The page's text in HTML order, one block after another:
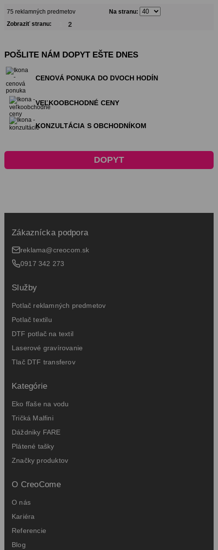
75 reklamných predmetov
Na stranu:
Zobraziť stranu:
2
POŠLITE NÁM DOPYT EŠTE DNES
CENOVÁ PONUKA DO DVOCH HODÍN
VEĽKOOBCHODNÉ CENY
KONZULTÁCIA S OBCHODNÍKOM
DOPYT
Zákaznícka podpora
reklama@creocom.sk
0917 342 273
Služby
Potlač reklamných predmetov
Potlač textilu
DTF potlač na textil
Laserové gravírovanie
Tlač DTF transferov
Kategórie
Eko fľaše na vodu
Tričká Malfini
Dáždniky FARE
Plátené tašky
Značky produktov
O CreoCome
O nás
Kariéra
Referencie
Blog